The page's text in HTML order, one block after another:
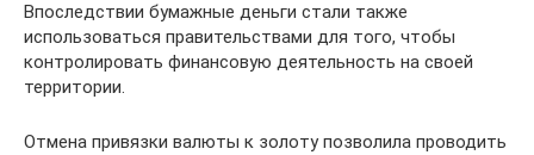
Впоследствии бумажные деньги стали также
использоваться правительствами для того, чтобы
контролировать финансовую деятельность на своей
территории.
Отмена привязки валюты к золоту позволила проводить